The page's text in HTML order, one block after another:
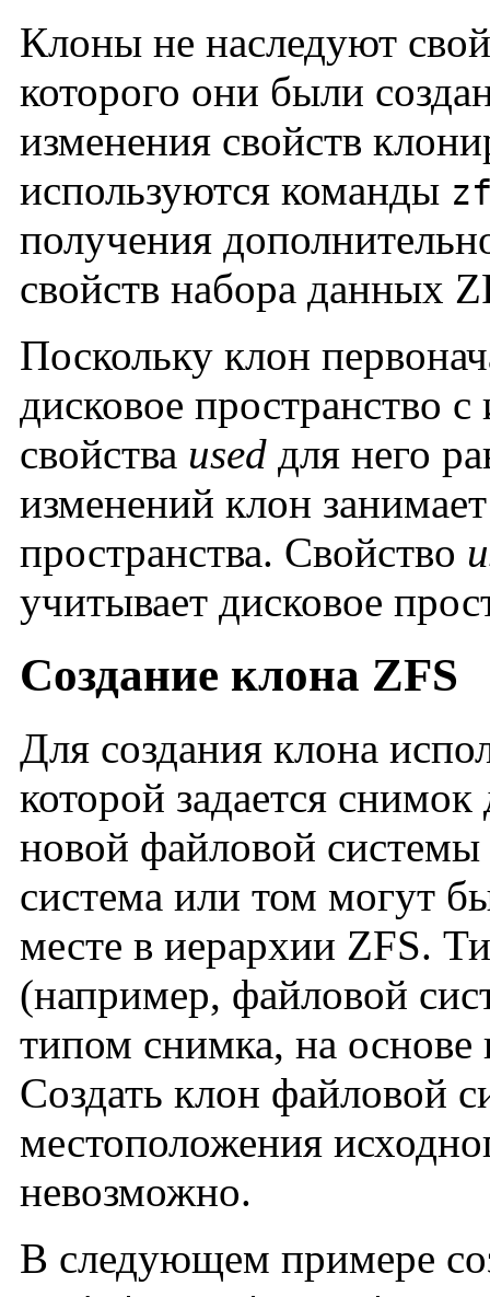
Клоны не наследуют
которого они были
изменения свойств
используются команды
получения
свойств набора данных
Поскольку клон
дисковое пространство
свойства used для него
изменений клон
пространства. Свойство
учитывает дисковое
Создание клона ZFS
Для создания клона
которой задается
новой файловой
система или том могут
месте в иерархии ZFS.
(например, файловой
типом снимка, на основе
Создать клон файловой
местоположения
невозможно.
В следующем примере